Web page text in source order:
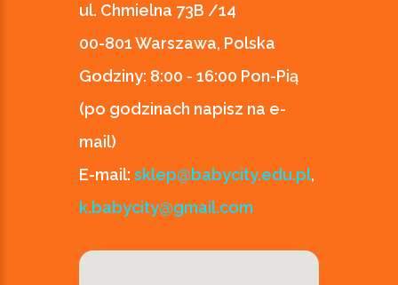
ul. Chmielna 73B /14
00-801 Warszawa, Polska
Godziny: 8:00 - 16:00 Pon-Pią
(po godzinach napisz na e-
mail)
E-mail: sklep@babycity.edu.pl,
k.babycity@gmail.com